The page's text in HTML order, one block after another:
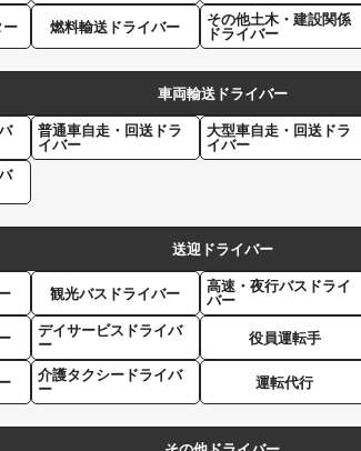
ー 燃料輸送ドライバー
その他土木・建設関係
ドライバー
車両輸送ドライバー
普通車自走・回送ドラ
イバー
大型車自走・回送ドラ
イバー
送迎ドライバー
観光バスドライバー
高速・夜行バスドライ
バー
デイサービスドライバ
ー
役員運転手
介護タクシードライバ
ー
運転代行